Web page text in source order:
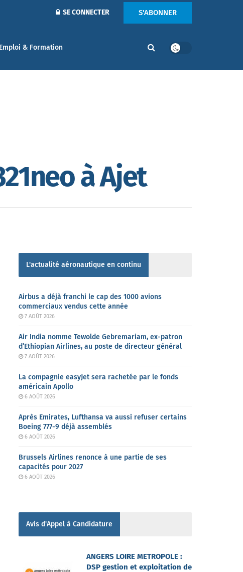
SE CONNECTER S'ABONNER
Emploi & Formation
à Ajet
L'actualité aéronautique en continu
Airbus a déjà franchi le cap des 1000 avions
commerciaux vendus cette année
7 AOÛT 2026
Air India nomme Tewolde Gebremariam, ex-patron
d’Ethiopian Airlines, au poste de directeur général
7 AOÛT 2026
La compagnie easyJet sera rachetée par le fonds
américain Apollo
6 AOÛT 2026
Après Emirates, Lufthansa va aussi refuser certains
Boeing 777-9 déjà assemblés
6 AOÛT 2026
Brussels Airlines renonce à une partie de ses
capacités pour 2027
6 AOÛT 2026
Avis d'Appel à Candidature
ANGERS LOIRE METROPOLE :
DSP gestion et exploitation de